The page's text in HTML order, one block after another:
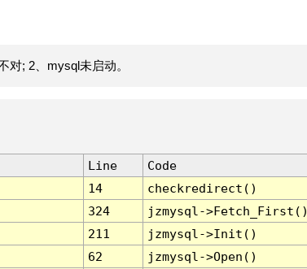
对; 2、mysql未启动。
Line
Code
14
checkredirect()
324
jzmysql-
211
jzmysql->Init()
62
jzmysql->Open()